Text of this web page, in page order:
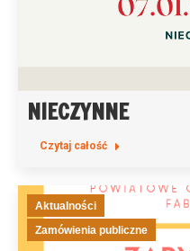
NIECZYNNE
Czytaj całość
Aktualności
Zamówienia publiczne